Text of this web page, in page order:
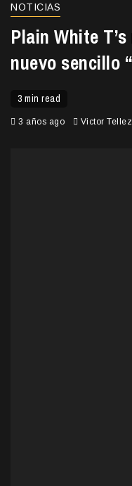
NOTICIAS
Plain White
nuevo sencillo
3 min read
3 años ago Victor Tellez